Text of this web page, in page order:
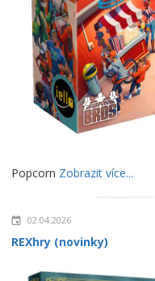
Popcorn Zobrazit více...
02.04.2026
REXhry (novinky)